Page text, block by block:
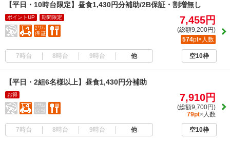
【平日・10時台限定】昼食1,430円分補助/2B保証・割増無し
ポイントUP 期間限定 7,455円
(総額9,200円)
574pt×人数
7時台 8時台 9時台 他 空10枠
【平日・2組6名様以上】昼食1,430円分補助
お得 7,910円
(総額9,700円)
79pt×人数
7時台 8時台 9時台 他 空10枠